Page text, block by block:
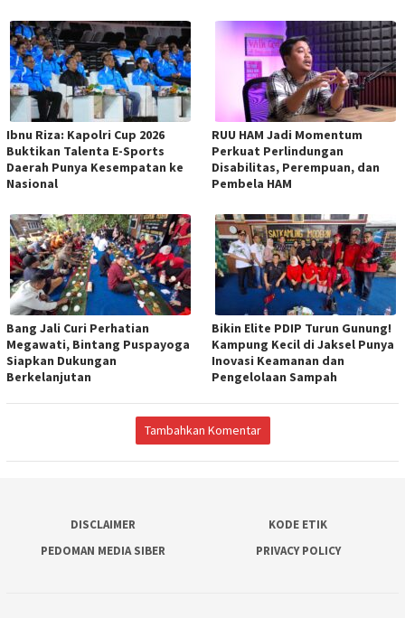
Ibnu Riza: Kapolri Cup 2026
Buktikan Talenta E-Sports
Daerah Punya Kesempatan ke
Nasional
RUU HAM Jadi Momentum
Perkuat Perlindungan
Disabilitas, Perempuan, dan
Pembela HAM
Bang Jali Curi Perhatian
Megawati, Bintang Puspayoga
Siapkan Dukungan
Berkelanjutan
Bikin Elite PDIP Turun Gunung!
Kampung Kecil di Jaksel Punya
Inovasi Keamanan dan
Pengelolaan Sampah
Tambahkan Komentar
DISCLAIMER
KODE ETIK
PEDOMAN MEDIA SIBER
PRIVACY POLICY